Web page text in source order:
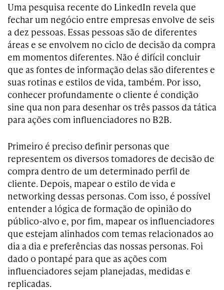
Uma pesquisa recente do LinkedIn revela que
fechar um negócio entre empresas envolve de seis
a dez pessoas. Essas pessoas são de diferentes
áreas e se envolvem no ciclo de decisão da compra
em momentos diferentes. Não é difícil concluir
que as fontes de informação delas são diferentes e
suas rotinas e estilos de vida, também. Por isso,
conhecer profundamente o cliente é condição
sine qua non para desenhar os três passos da tática
para ações com influenciadores no B2B.
Primeiro é preciso definir personas que
representem os diversos tomadores de decisão de
compra dentro de um determinado perfil de
cliente. Depois, mapear o estilo de vida e
networking dessas personas. Com isso, é possível
entender a lógica de formação de opinião do
público-alvo e, por fim, mapear os influenciadores
que estejam alinhados com temas relacionados ao
dia a dia e preferências das nossas personas. Foi
dado o pontapé para que as ações com
influenciadores sejam planejadas, medidas e
replicadas.